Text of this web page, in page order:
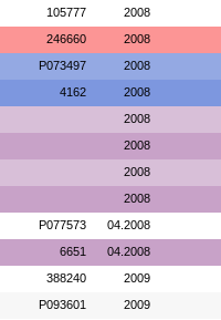
105777 2008
246660 2008
P073497 2008
4162 2008
2008
2008
2008
2008
P077573 04.2008
6651 04.2008
388240 2009
P093601 2009